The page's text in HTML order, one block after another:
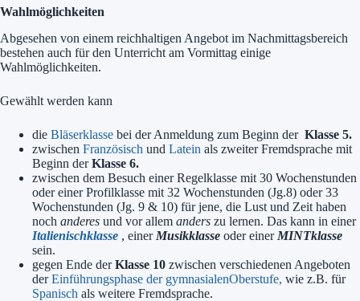
Wahlmöglichkeiten
Abgesehen von einem reichhaltigen Angebot im Nachmittagsbereich
bestehen auch für den Unterricht am Vormittag einige
Wahlmöglichkeiten.
Gewählt werden kann
die Bläserklasse bei der Anmeldung zum Beginn der Klasse 5.
zwischen Französisch und Latein als zweiter Fremdsprache mit
Beginn derKlasse 6.
zwischen dem Besuch einer Regelklasse mit 30 Wochenstunden
oder einer Profilklasse mit 32 Wochenstunden (Jg.8) oder 33
Wochenstunden (Jg. 9 & 10) für jene, die Lust und Zeit haben
noch anderes und vor allem anders zu lernen. Das kann in einer
Italienischklasse , einer Musikklasse oder einer MINTklasse
sein.
gegen Ende derKlasse 10 zwischen verschiedenen Angeboten
derEinführungsphase der gymnasialenOberstufe, wie z.B. für
Spanisch als weitere Fremdsprache.